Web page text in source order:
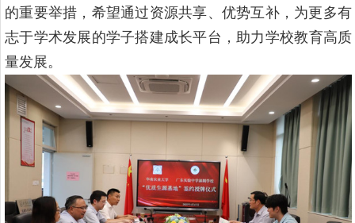
的重要举措，希望通过资源共享、优势互补，为更多有
志于学术发展的学子搭建成长平台，助力学校教育高质
量发展。